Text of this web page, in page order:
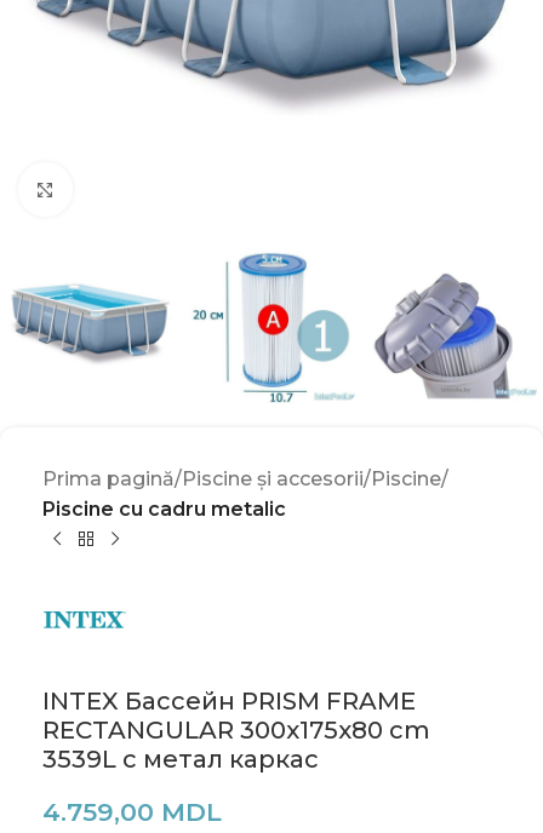
Prima pagină Piscine și accesorii Piscine
Piscine cu cadru metalic
INTEX Бассейн PRISM FRAME
RECTANGULAR 300х175х80 cm
3539L c метал каркас
4.759,00 MDL